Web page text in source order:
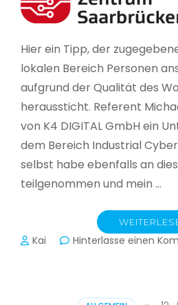
Hier ein Tipp, der
lokalen Bereich Personen
aufgrund der Qualität des
heraussticht. Referent
von K4 DIGITAL GmbH ein
dem Bereich Industrial
selbst habe ebenfalls an
teilgenommen und mein …
Kai Hinterlasse einen